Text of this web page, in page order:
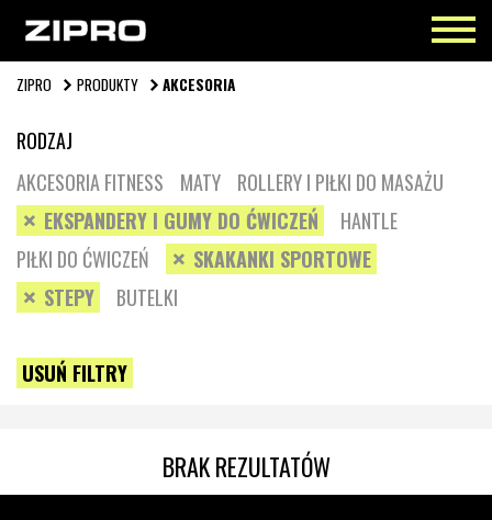
ZIPRO PRODUKTY AKCESORIA
RODZAJ
AKCESORIA FITNESS
MATY
ROLLERY I PIŁKI DO MASAŻU
EKSPANDERY I GUMY DO ĆWICZEŃ
HANTLE
PIŁKI DO ĆWICZEŃ
SKAKANKI SPORTOWE
STEPY
BUTELKI
USUŃ FILTRY
BRAK REZULTATÓW